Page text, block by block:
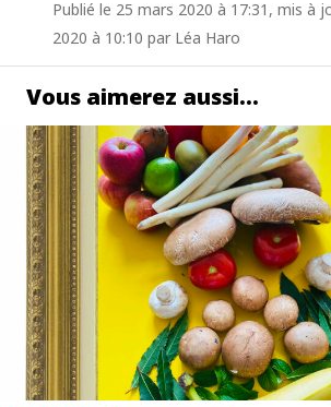
Publié le 25 mars 2020 à 17:31, mis à
2020 à 10:10 par Léa Haro
Vous aimerez aussi…